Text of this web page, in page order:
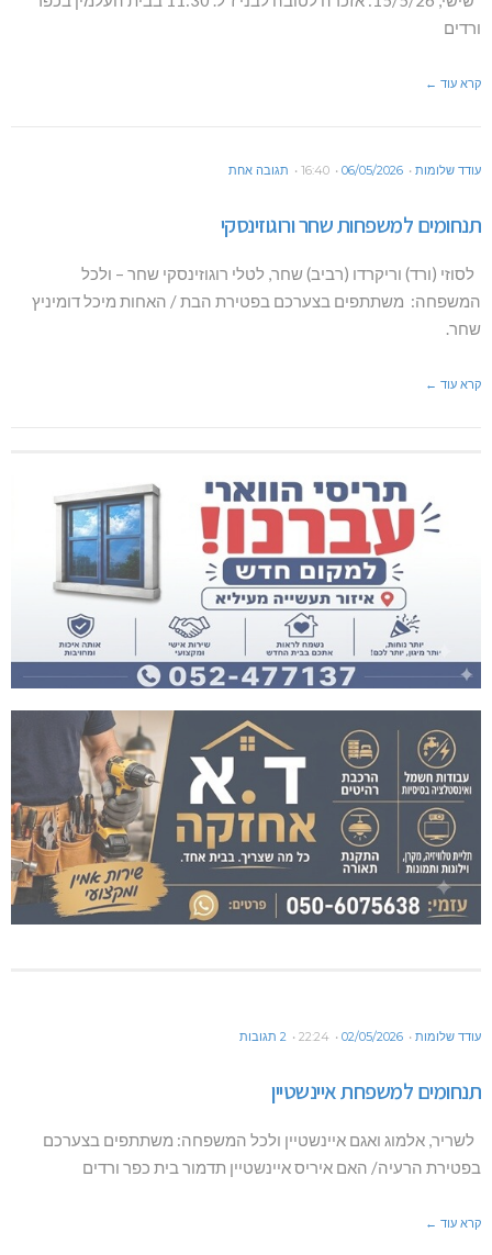
ורדים
קרא עוד ←
עודד שלומות 06/05/2026
16:40 תגובה אחת
תנחומים למשפחות שחר ורוגוזינסקי
לסוזי (ורד) וריקרדו (רביב) שחר, לטלי רוגוזינסקי שחר – ולכל
המשפחה: משתתפים בצערכם בפטירת הבת / האחות מיכל דומיניץ
שחר.
קרא עוד ←
עודד שלומות 02/05/2026
22:24 2 תגובות
תנחומים למשפחת איינשטיין
לשריר, אלמוג ואגם איינשטיין ולכל המשפחה: משתתפים בצערכם
בפטירת הרעיה/ האם איריס איינשטיין תדמור בית כפר ורדים
קרא עוד ←